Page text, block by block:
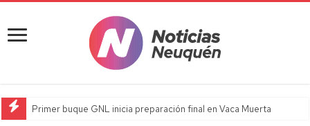
Primer buque GNL inicia preparación final en Vaca Muerta